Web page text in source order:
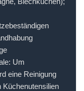
Um
eine Reinigung
Küchenutensilien